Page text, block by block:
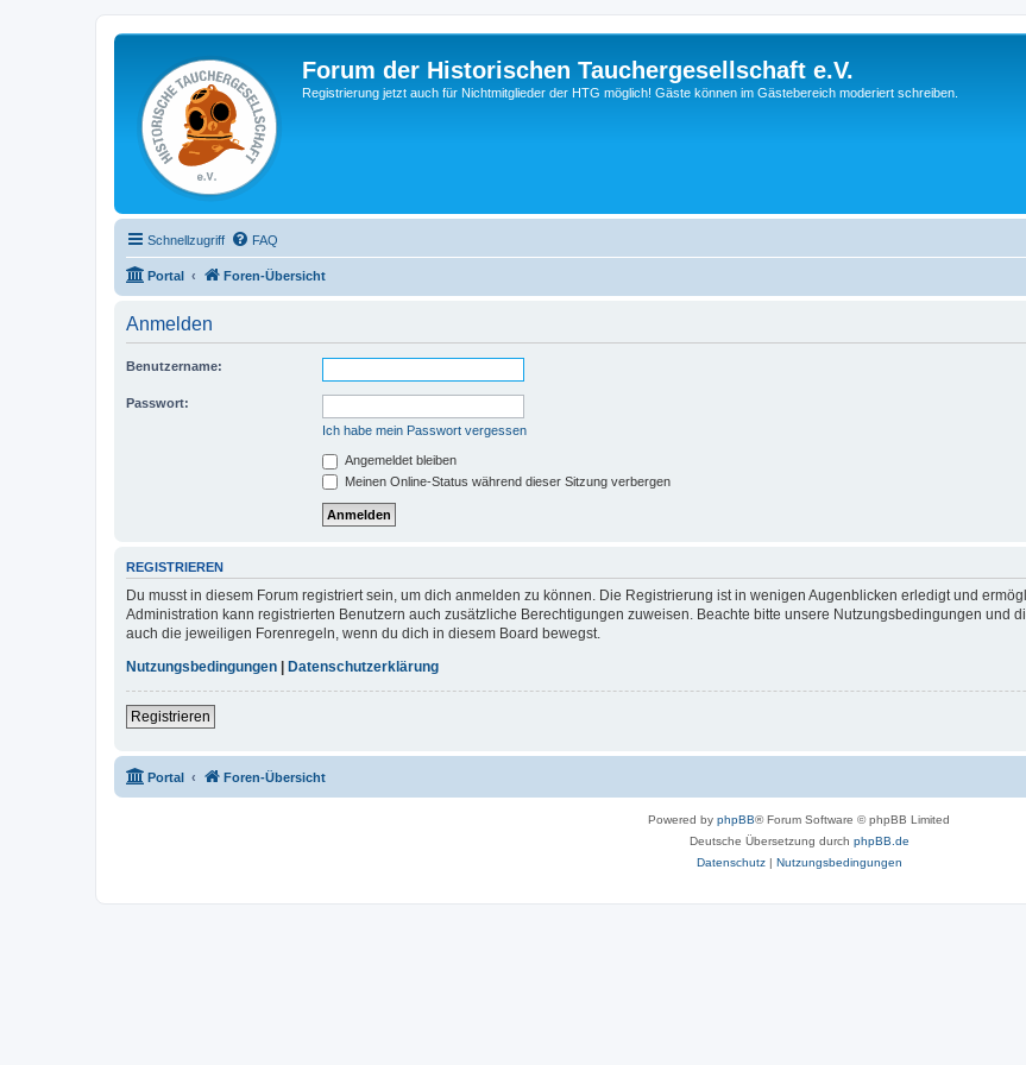
Forum der Historischen Tauchergesellschaft e.V.
Registrierung jetzt auch für Nichtmitglieder der HTG möglich! Gäste können im Gästebereich moderiert schreiben.
Schnellzugriff FAQ
Portal Foren-Übersicht
Anmelden
Benutzername:
Passwort:
Ich habe mein Passwort vergessen
Angemeldet bleiben
Meinen Online-Status während dieser Sitzung verbergen
REGISTRIEREN
Du musst in diesem Forum registriert sein, um dich anmelden zu können. Die Registrierung ist in wenigen Augenblicken erledigt und
Administration kann registrierten Benutzern auch zusätzliche Berechtigungen zuweisen. Beachte bitte unsere Nutzungsbedingungen und
auch die jeweiligen Forenregeln, wenn du dich in diesem Board bewegst.
Nutzungsbedingungen | Datenschutzerklärung
Registrieren
Portal Foren-Übersicht
Powered by phpBB® Forum Software © phpBB Limited
Deutsche Übersetzung durch phpBB.de
Datenschutz| Nutzungsbedingungen